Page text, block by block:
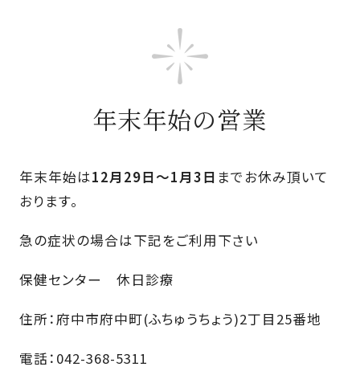
年末年始の営業
年末年始は12月29日〜1月3日 までお休み頂いて
おります。
急の症状の場合は下記をご利用下さい
保健センター 休日診療
住所：府中市府中町(ふちゅうちょう)2丁目25番地
電話： 042-368-5311